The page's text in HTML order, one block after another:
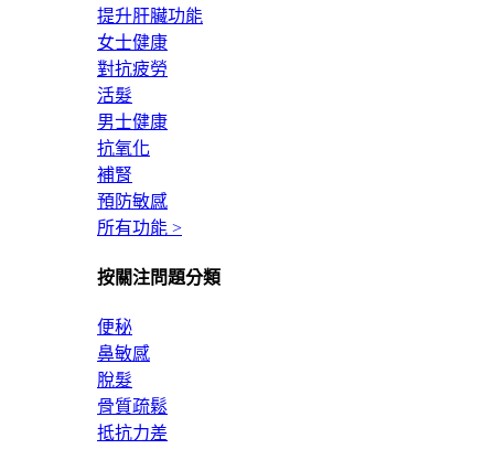
提升肝臟功能
女士健康
對抗疲勞
活髮
男士健康
抗氧化
補腎
預防敏感
所有功能 >
按關注問題分類
便秘
鼻敏感
脫髮
骨質疏鬆
抵抗力差